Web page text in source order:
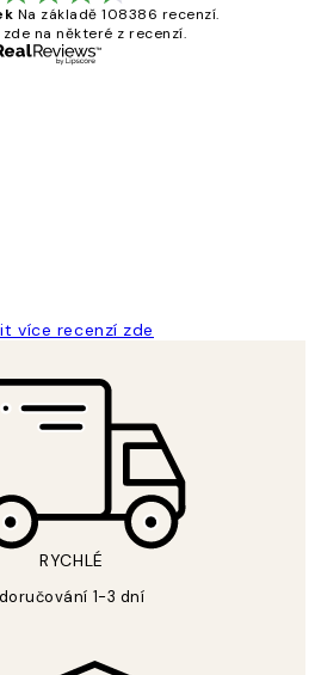
Na základě 108386 recenzí.
na některé z recenzí.
více recenzí zde
RYCHLÉ
doručování 1-3 dní